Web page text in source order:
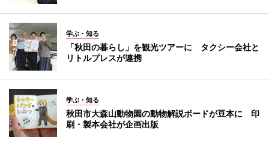
学ぶ・知る
「秋田の暮らし」を観光ツアーに タクシー会社と
リトルプレスが連携
学ぶ・知る
秋田市大森山動物園の動物解説ボードが豆本に 印
刷・製本会社が企画出版